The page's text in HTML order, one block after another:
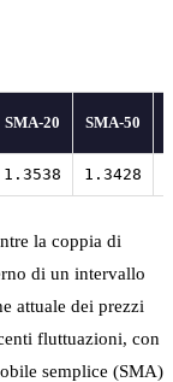
SMA-20 SMA-50
1.3538 1.3428
la coppia di
di un intervallo
attuale dei prezzi
fluttuazioni, con
semplice (SMA)